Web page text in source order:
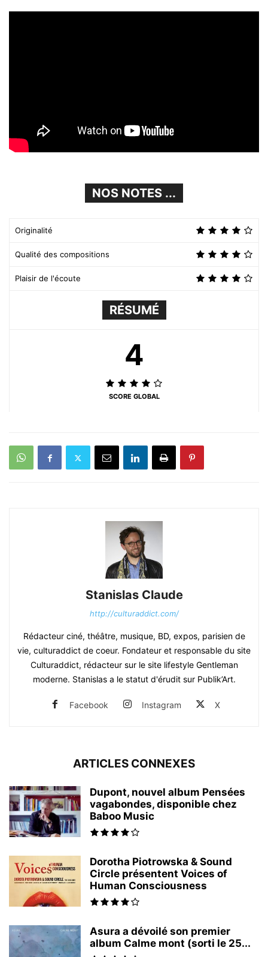
NOS NOTES ...
Originalité
Qualité des compositions
Plaisir de l'écoute
RÉSUMÉ
4
SCORE GLOBAL
Stanislas Claude
http://culturaddict.com/
Rédacteur ciné, théâtre, musique, BD, expos, parisien de
vie, culturaddict de coeur. Fondateur et responsable du site
Culturaddict, rédacteur sur le site lifestyle Gentleman
moderne. Stanislas a le statut d'érudit sur Publik’Art.
Facebook Instagram X
ARTICLES CONNEXES
Dupont, nouvel album Pensées
vagabondes, disponible chez
Baboo Music
Dorotha Piotrowska & Sound
Circle présentent Voices of
Human Consciousness
Asura a dévoilé son premier
album Calme mont (sorti le 25...